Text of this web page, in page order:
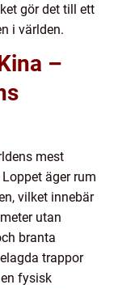
gör det till ett
i världen.
–
mest
äger rum
vilket innebär
utan
branta
trappor
fysisk